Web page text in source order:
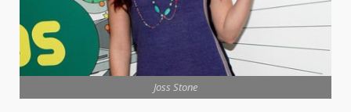
Joss Stone